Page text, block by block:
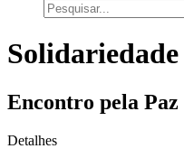
Solidariedade
Encontro pela Paz
Detalhes